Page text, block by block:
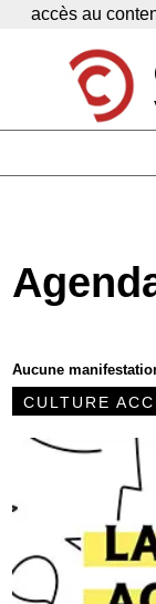
Panneau de gestion des
accès au
Economie
Contacts
Aucune
CULTURE